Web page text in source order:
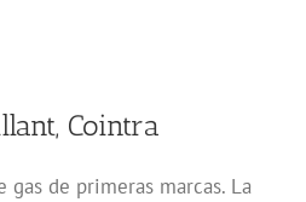
Cointra
de primeras marcas. La